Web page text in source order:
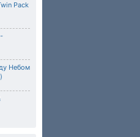
Pack
Небом